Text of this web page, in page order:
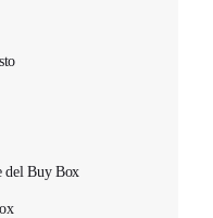
del Buy Box